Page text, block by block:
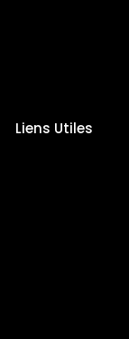
Liens Utiles